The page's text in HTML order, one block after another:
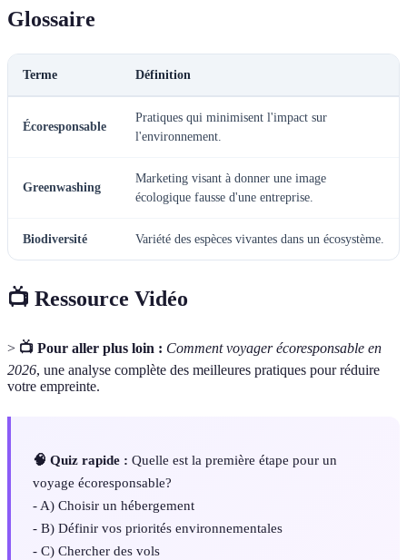
Glossaire
Terme Définition
Écoresponsable
Pratiques qui minimisent l'impact sur
l'environnement.
Greenwashing
Marketing visant à donner une image
écologique fausse d'une entreprise.
Biodiversité Variété des espèces vivantes dans un écosystème.
📺 Ressource Vidéo
> 📺 Pour aller plus loin : Comment voyager écoresponsable en
2026, une analyse complète des meilleures pratiques pour réduire
votre empreinte.
🧠 Quiz rapide : Quelle est la première étape pour un
voyage écoresponsable?
- A) Choisir un hébergement
- B) Définir vos priorités environnementales
- C) Chercher des vols